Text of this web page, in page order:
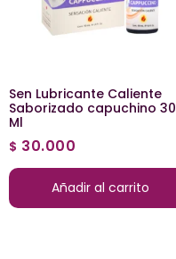
Sen Lubricante Caliente
Saborizado capuchino 30
Ml
$ 30.000
Añadir al carrito